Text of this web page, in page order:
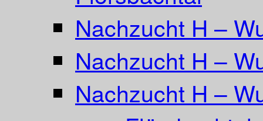
Nachzucht H –
Nachzucht H –
Nachzucht H –